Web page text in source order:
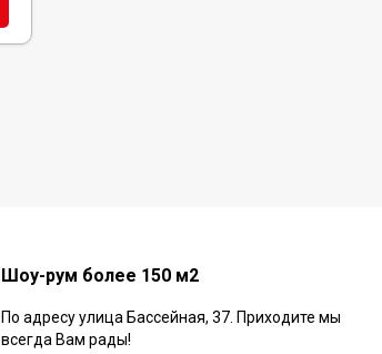
Шоу-рум более 150 м2
По адресу улица Бассейная, 37. Приходите мы
всегда Вам рады!